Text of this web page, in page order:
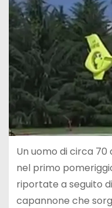
Un uomo di circa
nel primo
riportate a seguito
capannone che